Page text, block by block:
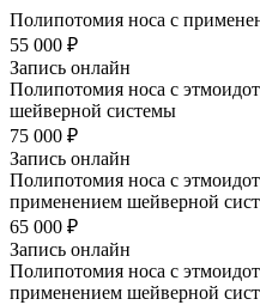
Полипотомия носа с
55 000 ₽
Запись онлайн
Полипотомия носа с
шейверной системы
75 000 ₽
Запись онлайн
Полипотомия носа с
применением шейверной
65 000 ₽
Запись онлайн
Полипотомия носа с
применением шейверной